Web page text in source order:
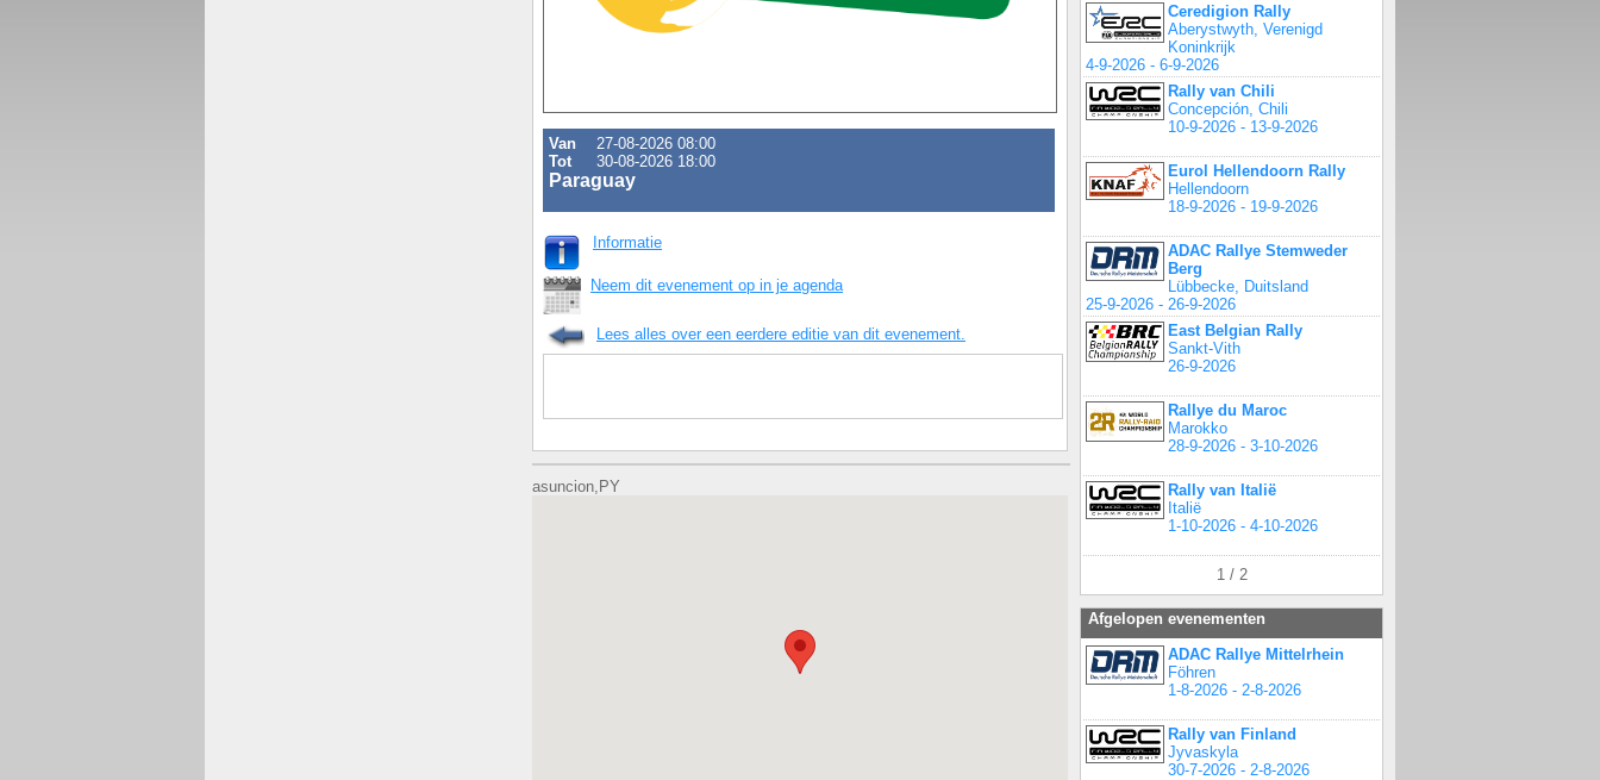
Van
27-08-2026 08:00
Tot
30-08-2026 18:00
Paraguay
Informatie
Neem dit evenement op in je agenda
Lees alles over een eerdere editie van dit evenement.
asuncion,PY
Ceredigion Rally
Aberystwyth, Verenigd
Koninkrijk
4-9-2026 - 6-9-2026
Rally van Chili
Concepción, Chili
10-9-2026 - 13-9-2026
Eurol Hellendoorn Rally
Hellendoorn
18-9-2026 - 19-9-2026
ADAC Rallye Stemweder
Berg
Lübbecke, Duitsland
25-9-2026 - 26-9-2026
East Belgian Rally
Sankt-Vith
26-9-2026
Rallye du Maroc
Marokko
28-9-2026 - 3-10-2026
Rally van Italië
Italië
1-10-2026 - 4-10-2026
1 / 2
Afgelopen evenementen
ADAC Rallye Mittelrhein
Föhren
1-8-2026 - 2-8-2026
Rally van Finland
Jyvaskyla
30-7-2026 - 2-8-2026